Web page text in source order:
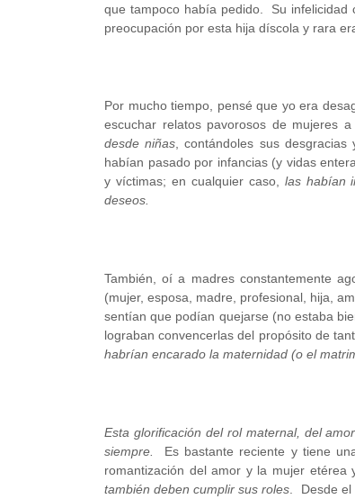
que tampoco había pedido. Su infelicidad
preocupación por esta hija díscola y rara
Por mucho tiempo, pensé que yo era
escuchar relatos pavorosos de mujeres
desde niñas, contándoles sus
habían pasado por infancias (y vidas
y víctimas; en cualquier caso, las habían
deseos.
También, oí a madres constantemente
(mujer, esposa, madre, profesional, hija,
sentían que podían quejarse (no estaba
lograban convencerlas del propósito de
habrían encarado la maternidad (o el
Esta glorificación del rol maternal, del
siempre.
Es bastante reciente y tiene
romantización del amor y la mujer
también deben cumplir sus roles . Desde